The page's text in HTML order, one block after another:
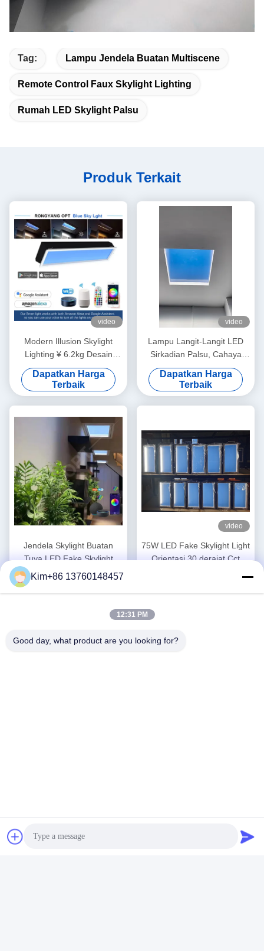
Tag: Lampu Jendela Buatan Multiscene
Remote Control Faux Skylight Lighting
Rumah LED Skylight Palsu
Produk Terkait
video
Modern Illusion Skylight
Lighting ¥ 6.2kg Desain
Ringan, 4000+ Lumens
Kecerahan, Remote & App
Control, Integrasi Smart
Home yang Tidak
Berantakan melalui DALI-2 &
Zigbee
Dapatkan Harga
Terbaik
video
Lampu Langit-Langit LED
Sirkadian Palsu, Cahaya
30°, CCT 2100K–7800K,
Kinerja Tinggi
Dapatkan Harga
Terbaik
Jendela Skylight Buatan
Tuya LED Fake Skylight
2200K-7800K Multi Adegan
Dapatkan Harga
video
75W LED Fake Skylight Light
Orientasi 30 derajat Cct
Kim+86 13760148457
12:31 PM
Good day, what product are you looking for?